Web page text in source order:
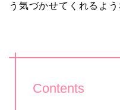
う気づかせてくれるよ
Contents